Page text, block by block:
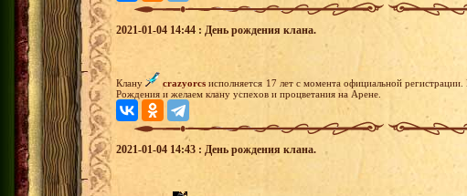
2021-01-04 14:44 : День рождения клана.
Клану crazyorcs исполняется 17 лет с момента официальной
Рождения и желаем клану успехов и процветания на Арене.
2021-01-04 14:43 : День рождения клана.